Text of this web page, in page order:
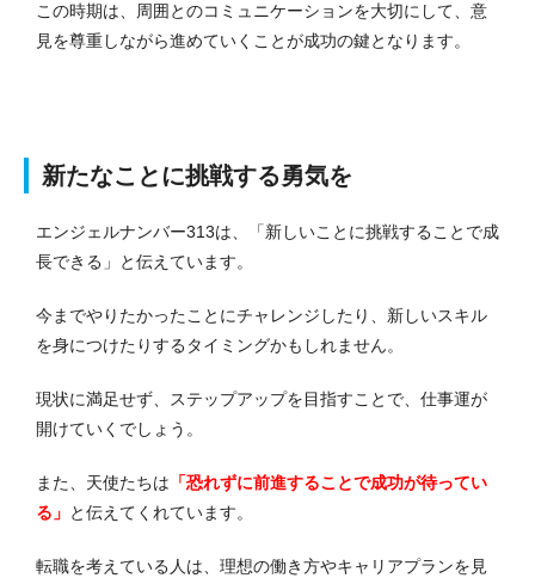
この時期は、周囲とのコミュニケーションを大切にして、意
見を尊重しながら進めていくことが成功の鍵となります。
新たなことに挑戦する勇気を
エンジェルナンバー313は、「新しいことに挑戦することで成
長できる」と伝えています。
今までやりたかったことにチャレンジしたり、新しいスキル
を身につけたりするタイミングかもしれません。
現状に満足せず、ステップアップを目指すことで、仕事運が
開けていくでしょう。
また、天使たちは 「恐れずに前進することで成功が待ってい
る」 と伝えてくれています。
転職を考えている人は、理想の働き方やキャリアプランを見